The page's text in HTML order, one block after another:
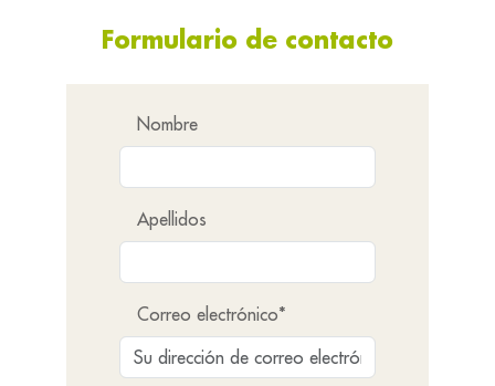
Formulario de contacto
Nombre
Apellidos
Correo electrónico*